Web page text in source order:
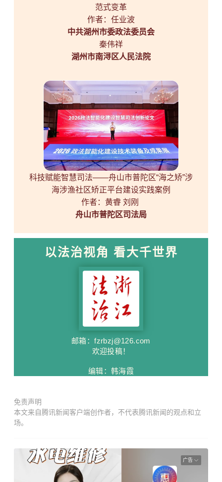
范式变革
作者：任业波
中共湖州市委政法委员会
秦伟祥
湖州市南浔区人民法院
科技赋能智慧司法——舟山市普陀区“海之矫”涉
海涉渔社区矫正平台建设实践案例
作者：黄睿 刘刚
舟山市普陀区司法局
以法治视角 看大千世界
邮箱：fzrbzj@126.com
欢迎投稿！
编辑：韩海霞
免责声明
本文来自腾讯新闻客户端创作者，不代表腾讯新闻的观点和立
场。
广告